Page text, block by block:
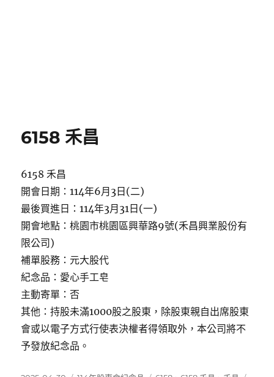
6158 禾昌
6158 禾昌
開會日期：114年6月3日(二)
最後買進日：114年3月31日(一)
開會地點：桃園市桃園區興華路9號(禾昌興業股份有
限公司)
補單股務：元大股代
紀念品：愛心手工皂
主動寄單：否
其他：持股未滿1000股之股東，除股東親自出席股東
會或以電子方式行使表決權者得領取外，本公司將不
予發放紀念品。